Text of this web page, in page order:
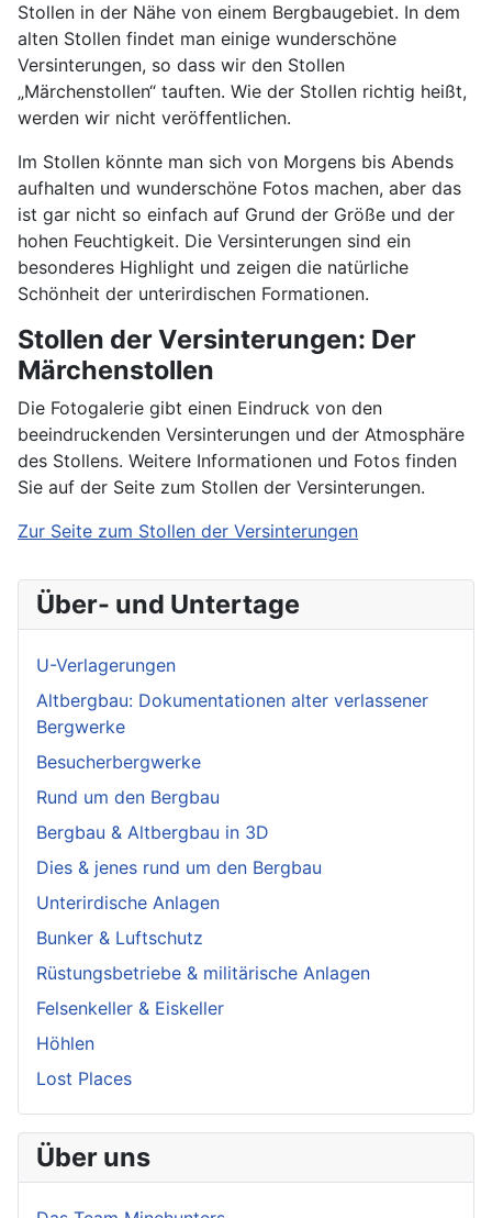
Stollen in der Nähe von einem Bergbaugebiet. In dem
alten Stollen findet man einige wunderschöne
Versinterungen, so dass wir den Stollen
„Märchenstollen“ tauften. Wie der Stollen richtig heißt,
werden wir nicht veröffentlichen.
Im Stollen könnte man sich von Morgens bis Abends
aufhalten und wunderschöne Fotos machen, aber das
ist gar nicht so einfach auf Grund der Größe und der
hohen Feuchtigkeit. Die Versinterungen sind ein
besonderes Highlight und zeigen die natürliche
Schönheit der unterirdischen Formationen.
Stollen der Versinterungen: Der
Märchenstollen
Die Fotogalerie gibt einen Eindruck von den
beeindruckenden Versinterungen und der Atmosphäre
des Stollens. Weitere Informationen und Fotos finden
Sie auf der Seite zum Stollen der Versinterungen.
Zur Seite zum Stollen der Versinterungen
Über- und Untertage
U-Verlagerungen
Altbergbau: Dokumentationen alter verlassener
Bergwerke
Besucherbergwerke
Rund um den Bergbau
Bergbau & Altbergbau in 3D
Dies & jenes rund um den Bergbau
Unterirdische Anlagen
Bunker & Luftschutz
Rüstungsbetriebe & militärische Anlagen
Felsenkeller & Eiskeller
Höhlen
Lost Places
Über uns